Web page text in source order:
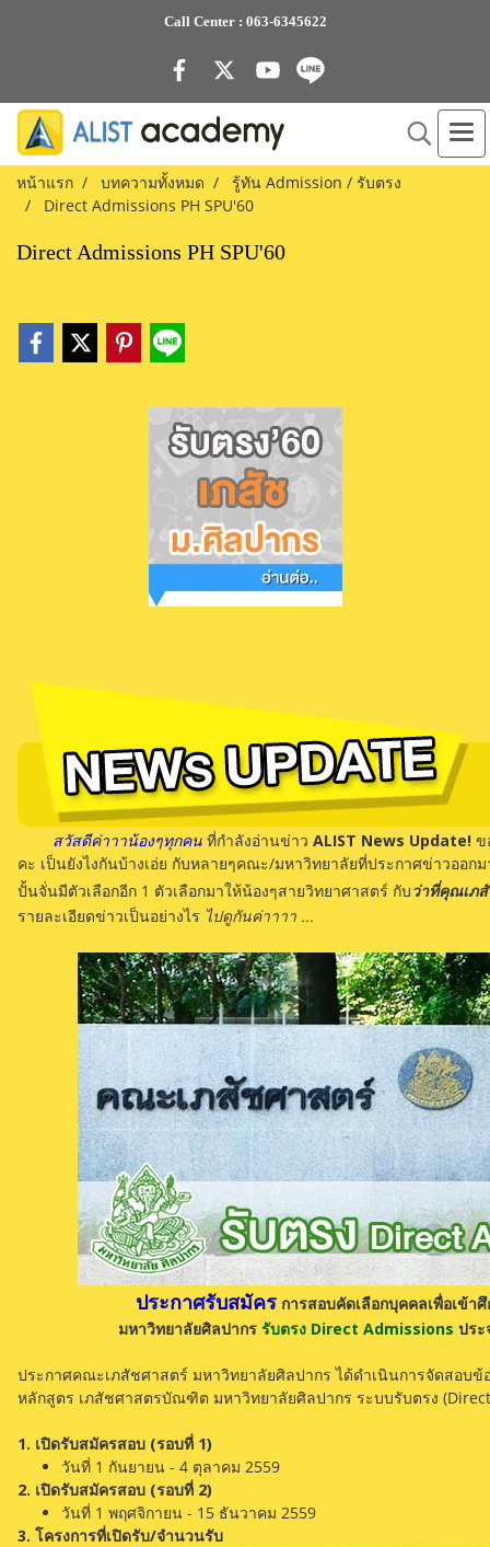
Call Center : 063-6345622
หน้าแรก บทความทั้งหมด
รู้ทัน Admission / รับตรง
Direct Admissions PH SPU'60
Direct Admissions PH SPU'60
สวัสดีค่าาาน้องๆทุกคน ที่กำลังอ่านข่าว ALIST News Update! ข
คะ เป็นยังไงกันบ้างเอ่ย กับหลายๆคณะ/มหาวิทยาลัยที่ประกาศข่าวออก
ปั้นจั่นมีตัวเลือกอีก 1 ตัวเลือกมาให้น้องๆสายวิทยาศาสตร์ กับว่าที่คุณเภ
รายละเอียดข่าวเป็นอย่างไร ไปดูกันค่าาาา ...
ประกาศรับสมัคร การสอบคัดเลือกบุคคลเพื่อเข้า
มหาวิทยาลัยศิลปากร รับตรง Direct Admissions ประ
ประกาศคณะเภสัชศาสตร์ มหาวิทยาลัยศิลปากร ได้ดำเนินการจัดสอบข้
หลักสูตร เภสัชศาสตรบัณฑิต มหาวิทยาลัยศิลปากร ระบบรับตรง
1. เปิดรับสมัครสอบ (รอบที่ 1)
วันที่ 1 กันยายน - 4 ตุลาคม 2559
2. เปิดรับสมัครสอบ (รอบที่ 2)
วันที่ 1 พฤศจิกายน - 15 ธันวาคม 2559
3. โครงการที่เปิดรับ/จำนวนรับ